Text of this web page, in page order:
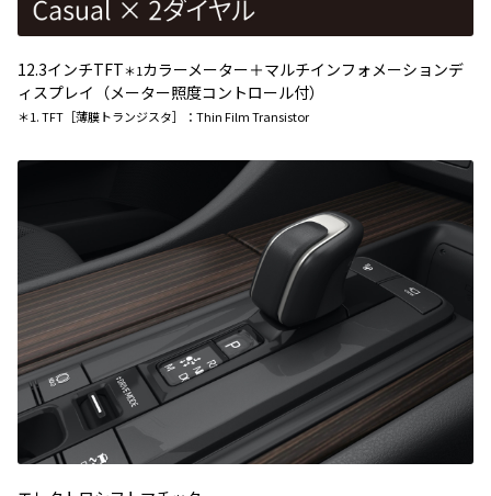
12.3インチTFT＊1カラーメーター＋マルチインフォメーションデ
ィスプレイ（メーター照度コントロール付）
＊1. TFT［薄膜トランジスタ］：Thin Film Transistor